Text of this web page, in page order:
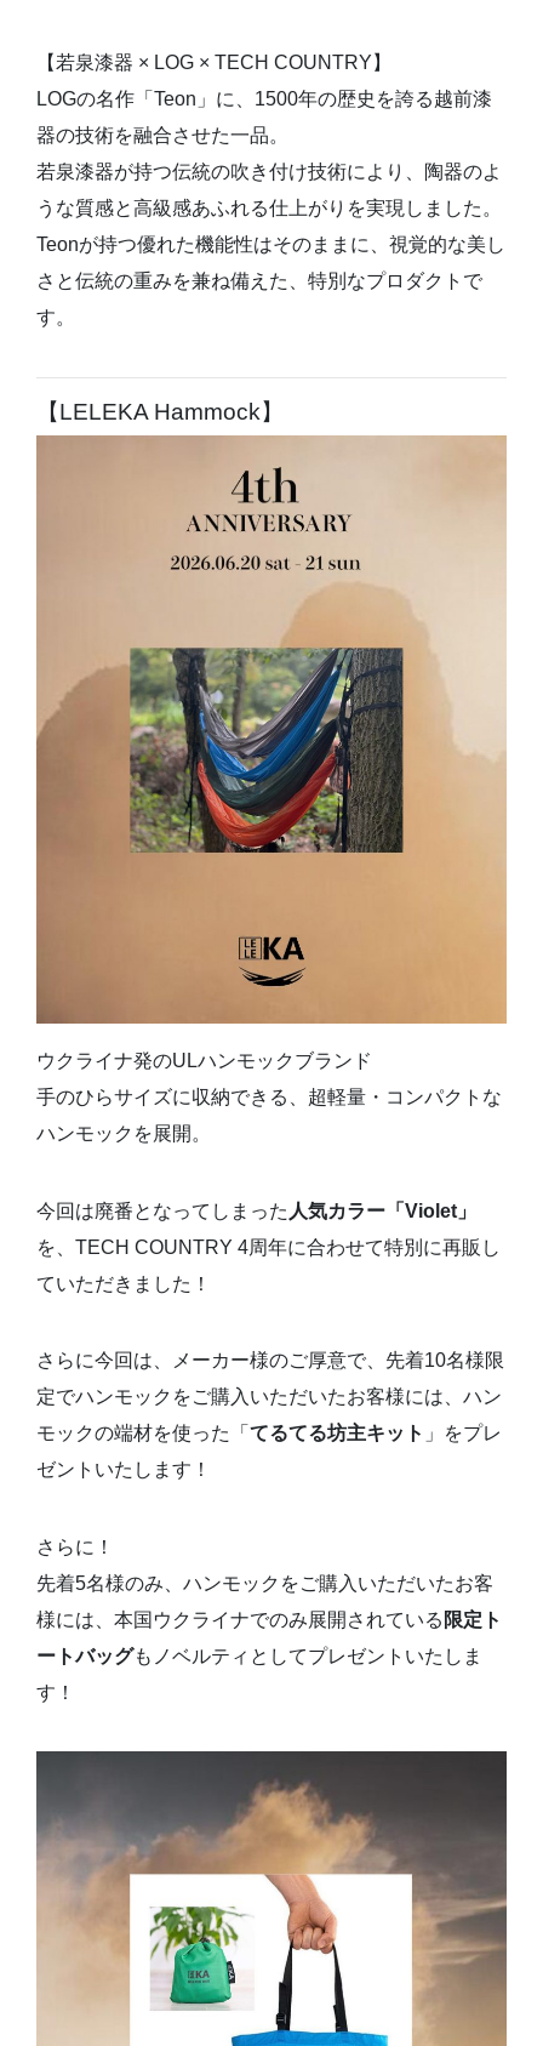
【若泉漆器 × LOG × TECH COUNTRY】
LOGの名作「Teon」に、1500年の歴史を誇る越前漆
器の技術を融合させた一品。
若泉漆器が持つ伝統の吹き付け技術により、陶器のよ
うな質感と高級感あふれる仕上がりを実現しました。
Teonが持つ優れた機能性はそのままに、視覚的な美し
さと伝統の重みを兼ね備えた、特別なプロダクトで
す。
【LELEKA Hammock】
ウクライナ発のULハンモックブランド
手のひらサイズに収納できる、超軽量・コンパクトな
ハンモックを展開。
今回は廃番となってしまった 人気カラー「Violet」
を、TECH COUNTRY 4周年に合わせて特別に再販し
ていただきました！
さらに今回は、メーカー様のご厚意で、先着10名様限
定でハンモックをご購入いただいたお客様には、ハン
モックの端材を使った「 てるてる坊主キット 」をプレ
ゼントいたします！
さらに！
先着5名様のみ、ハンモックをご購入いただいたお客
様には、本国ウクライナでのみ展開されている 限定ト
ートバッグもノベルティとしてプレゼントいたしま
す！